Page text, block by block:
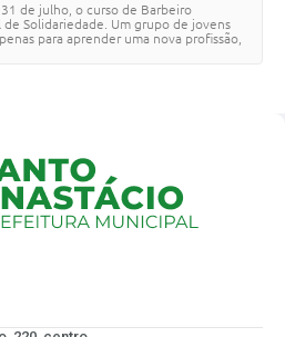
de julho, o curso de Barbeiro
Solidariedade. Um grupo de jovens
para aprender uma nova profissão,